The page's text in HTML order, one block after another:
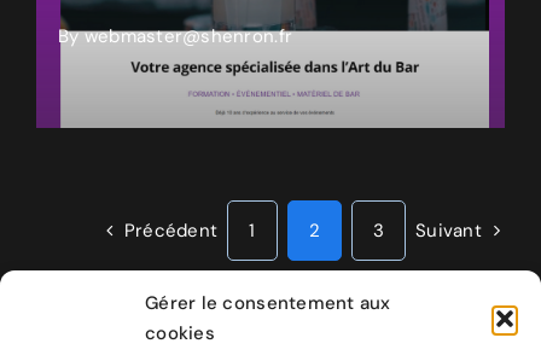
Gérer le consentement aux
cookies
Bywebmaster@shenron.fr
Précédent 1 2 3 Suivant